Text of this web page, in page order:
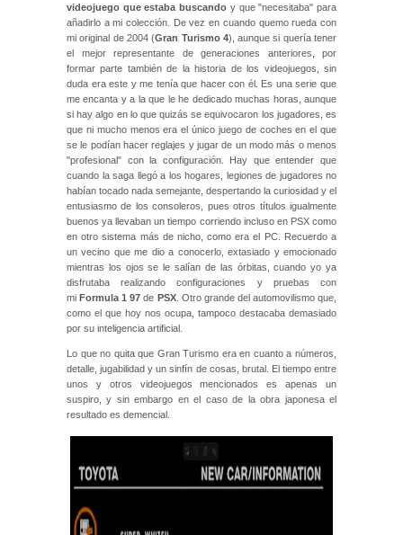
videojuego que estaba buscando y que "necesitaba" para
añadirlo a mi colección. De vez en cuando quemo rueda con
mi original de 2004 (Gran Turismo 4), aunque si quería tener
el mejor representante de generaciones anteriores, por
formar parte también de la historia de los videojuegos, sin
duda era este y me tenía que hacer con él. Es una serie que
me encanta y a la que le he dedicado muchas horas, aunque
si hay algo en lo que quizás se equivocaron los jugadores, es
que ni mucho menos era el único juego de coches en el que
se le podían hacer reglajes y jugar de un modo más o menos
"profesional" con la configuración. Hay que entender que
cuando la saga llegó a los hogares, legiones de jugadores no
habían tocado nada semejante, despertando la curiosidad y el
entusiasmo de los consoleros, pues otros títulos igualmente
buenos ya llevaban un tiempo corriendo incluso en PSX como
en otro sistema más de nicho, como era el PC. Recuerdo a
un vecino que me dio a conocerlo, extasiado y emocionado
mientras los ojos se le salían de las órbitas, cuando yo ya
disfrutaba realizando configuraciones y pruebas con
miFormula 1 97 de PSX. Otro grande del automovilismo que,
como el que hoy nos ocupa, tampoco destacaba demasiado
por su inteligencia artificial.
Lo que no quita que Gran Turismo era en cuanto a números,
detalle, jugabilidad y un sinfín de cosas, brutal. El tiempo entre
unos y otros videojuegos mencionados es apenas un
suspiro, y sin embargo en el caso de la obra japonesa el
resultado es demencial.